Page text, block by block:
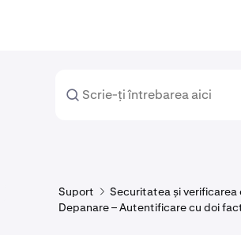
Suport Securitatea și verificarea
Depanare – Autentificare cu doi